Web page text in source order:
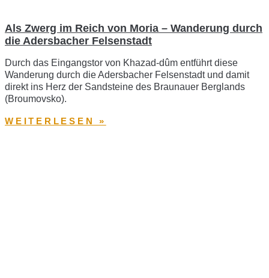
Als Zwerg im Reich von Moria – Wanderung durch
die Adersbacher Felsenstadt
Durch das Eingangstor von Khazad-dûm entführt diese
Wanderung durch die Adersbacher Felsenstadt und damit
direkt ins Herz der Sandsteine des Braunauer Berglands
(Broumovsko).
WEITERLESEN »